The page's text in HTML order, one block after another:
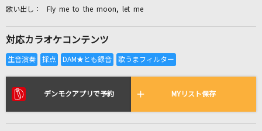
カラオケリクエスト
リアルタイムで歌われている曲の一覧
[生音]TONIGHT,TONIGHT,TONIGHT
Fly me to the moon, let me
対応カラオケコンテンツ
デンモクアプリで予約 MYリスト保存